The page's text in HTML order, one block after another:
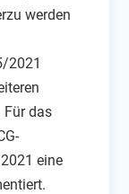
werden
2021
Für das
eine